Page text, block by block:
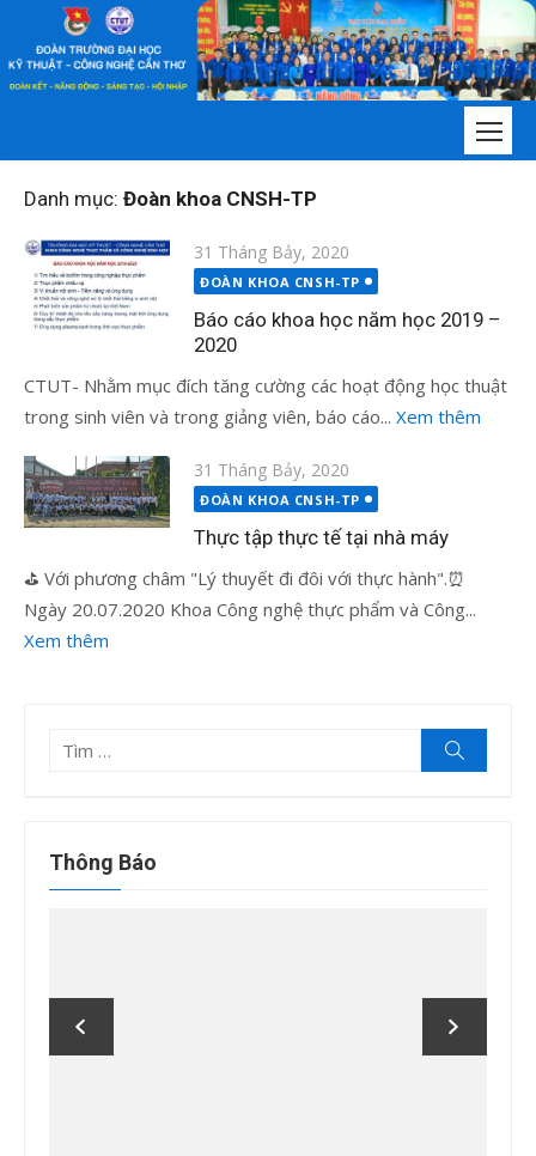
nội
Danh mục: Đoàn khoa CNSH-TP
Đăng
vào
31 Tháng Bảy, 2020
ĐOÀN KHOA CNSH-TP
Báo cáo khoa học năm học 2019 –
2020
CTUT- Nhằm mục đích tăng cường các hoạt động học thuật
trong sinh viên và trong giảng viên, báo cáo... Xem thêm
Đăng
vào
31 Tháng Bảy, 2020
ĐOÀN KHOA CNSH-TP
Thực tập thực tế tại nhà máy
⛳ Với phương châm "Lý thuyết đi đôi với thực hành".⏰
Ngày 20.07.2020 Khoa Công nghệ thực phẩm và Công...
Xem thêm
Tìm
kiếm
Thông Báo